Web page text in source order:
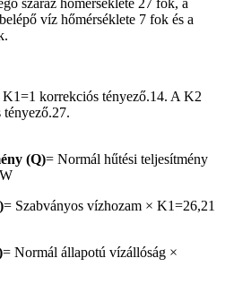
víz hőmérséklete 7 fok és a
korrekciós tényező.14. A K2
(Q)= Normál hűtési teljesítmény
= Szabványos vízhozam × K1=26,21
= Normál állapotú vízállóság ×